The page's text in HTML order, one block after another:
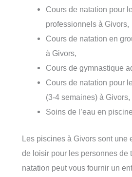
Cours de natation pour
professionnels à Givors,
Cours de natation en
à Givors,
Cours de gymnastique
Cours de natation pour
(3-4 semaines) à Givors,
Soins de l’eau en
Les piscines à Givors sont une
de loisir pour les personnes de
natation peut vous fournir un